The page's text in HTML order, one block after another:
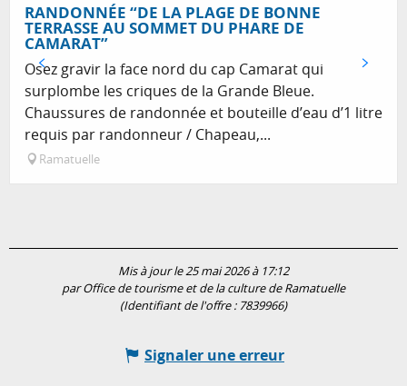
RANDONNÉE “DE LA PLAGE DE BONNE
TERRASSE AU SOMMET DU PHARE DE
CAMARAT”
Osez gravir la face nord du cap Camarat qui
surplombe les criques de la Grande Bleue.
Chaussures de randonnée et bouteille d’eau d’1 litre
requis par randonneur / Chapeau,...
Ramatuelle
Mis à jour le 25 mai 2026 à 17:12
par Office de tourisme et de la culture de Ramatuelle
(Identifiant de l'offre : 7839966)
Signaler une erreur